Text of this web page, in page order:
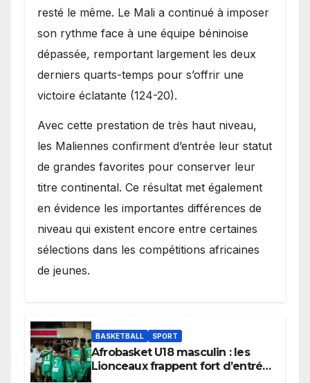
resté le même. Le Mali a continué à imposer
son rythme face à une équipe béninoise
dépassée, remportant largement les deux
derniers quarts-temps pour s’offrir une
victoire éclatante (124-20).
Avec cette prestation de très haut niveau,
les Maliennes confirment d’entrée leur statut
de grandes favorites pour conserver leur
titre continental. Ce résultat met également
en évidence les importantes différences de
niveau qui existent encore entre certaines
sélections dans les compétitions africaines
de jeunes.
BASKETBALL SPORT
Afrobasket U18 masculin : les
Lionceaux frappent fort d’entrée